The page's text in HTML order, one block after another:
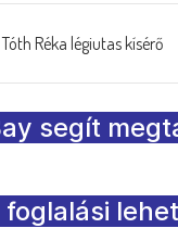
Réka légiutas kísérő
segít
foglalási